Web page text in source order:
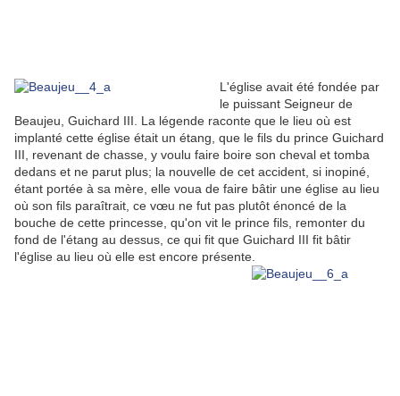
L'église avait été fondée par
le puissant Seigneur de
Beaujeu, Guichard III. La légende raconte que le lieu où est
implanté cette église était un étang, que le fils du prince Guichard
III, revenant de chasse, y voulu faire boire son cheval et tomba
dedans et ne parut plus; la nouvelle de cet accident, si inopiné,
étant portée à sa mère, elle voua de faire bâtir une église au lieu
où son fils paraîtrait, ce vœu ne fut pas plutôt énoncé de la
bouche de cette princesse, qu'on vit le prince fils, remonter du
fond de l'étang au dessus, ce qui fit que Guichard III fit bâtir
l'église au lieu où elle est encore présente.